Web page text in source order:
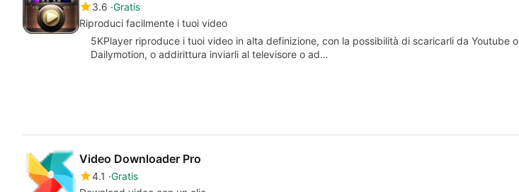
3.6 Gratis
Riproduci facilmente i tuoi video
5KPlayer riproduce i tuoi video in alta definizione, con la possibilità di scaricarli da Youtube o
Dailymotion, o addirittura inviarli al televisore o ad…
Video Downloader Pro
4.1 Gratis